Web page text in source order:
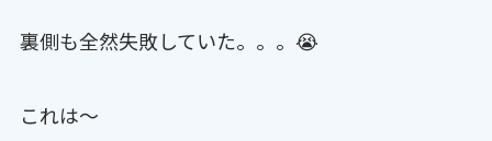
裏側も全然失敗していた。。。😭
これは〜